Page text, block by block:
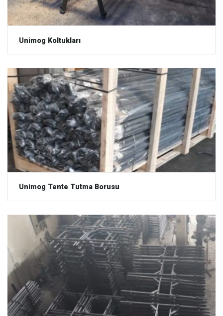
Unimog Koltukları
Unimog Tente Tutma Borusu